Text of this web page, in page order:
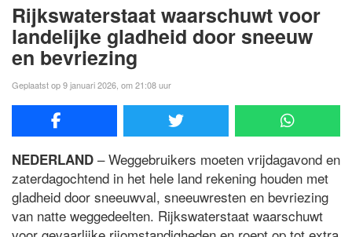
Rijkswaterstaat waarschuwt voor
landelijke gladheid door sneeuw
en bevriezing
Geplaatst op 9 januari 2026, om 21:08 uur
NEDERLAND – Weggebruikers moeten vrijdagavond en
zaterdagochtend in het hele land rekening houden met
gladheid door sneeuwval, sneeuwresten en bevriezing
van natte weggedeelten. Rijkswaterstaat waarschuwt